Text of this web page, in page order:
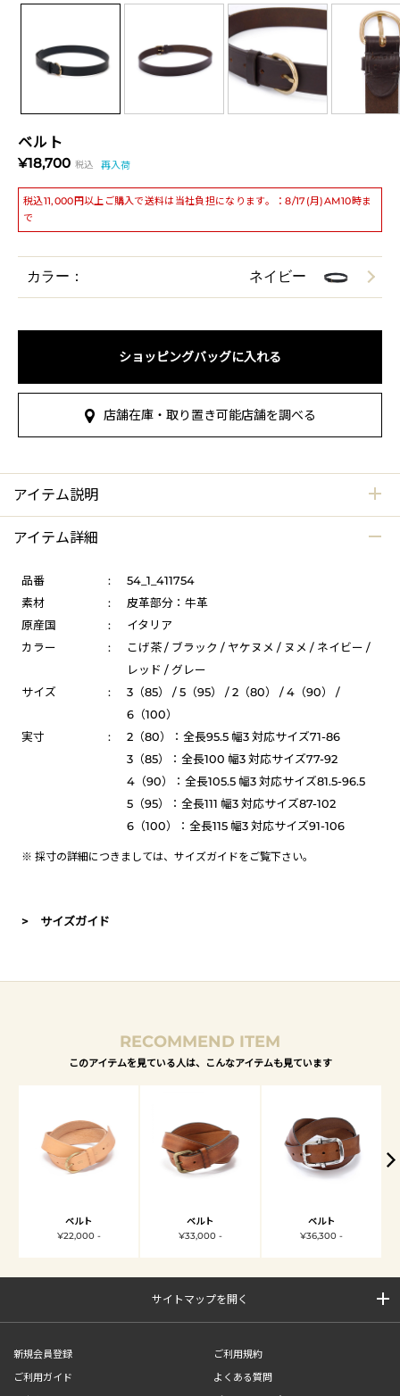
ベルト
¥18,700 税込 再入荷
税込11,000円以上ご購入で送料は当社負担になります。：8/17(月)AM10時ま
で
カラー： ネイビー
ショッピングバッグに入れる
店舗在庫・取り置き可能店舗を調べる
アイテム説明
アイテム詳細
品番 :
54_1_411754
素材
:
皮革部分：牛革
原産国
:
イタリア
カラー
:
こげ茶 / ブラック / ヤケヌメ / ヌメ / ネイビー /
レッド / グレー
サイズ
:
3（85） / 5（95） / 2（80） / 4（90） /
6（100）
実寸
:
2（80）：全長95.5 幅3 対応サイズ71-86
3（85）：全長100 幅3 対応サイズ77-92
4（90）：全長105.5 幅3 対応サイズ81.5-96.5
5（95）：全長111 幅3 対応サイズ87-102
6（100）：全長115 幅3 対応サイズ91-106
※ 採寸の詳細につきましては、 サイズガイドをご覧下さい。
> サイズガイド
RECOMMEND ITEM
このアイテムを見ている人は、こんなアイテムも見ています
ベルト
¥22,000 -
ベルト
¥33,000 -
ベルト
¥36,300 -
サイトマップを開く
新規会員登録
ご利用規約
ご利用ガイド
よくある質問